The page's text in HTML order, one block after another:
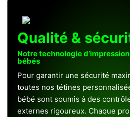
Qualité &
Notre technologie
bébés
Pour garantir une sécurité
toutes nos tétines
bébé sont soumis à des
externes rigoureux. Chaque